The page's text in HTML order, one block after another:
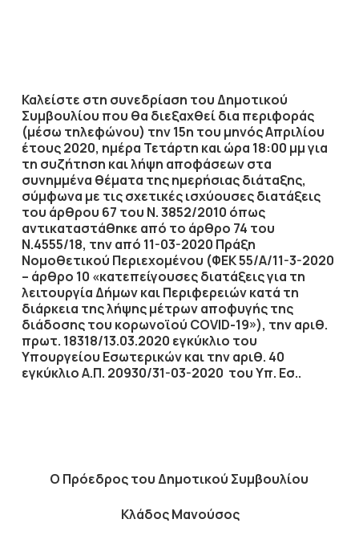
Καλείστε στη συνεδρίαση του Δημοτικού
Συμβουλίου που θα διεξαχθείδια περιφοράς
(μέσω τηλεφώνου) την15η του μηνόςΑπριλίου
έτους2020, ημέρα Τετάρτη και ώρα 18:00 μμγια
τη συζήτηση και λήψη αποφάσεων στα
συνημμένα θέματα της ημερήσιας διάταξης,
σύμφωνα με τις σχετικές ισχύουσες διατάξεις
του άρθρου 67 του Ν. 3852/2010 όπως
αντικαταστάθηκε από το άρθρο 74 του
Ν.4555/18, την από 11-03-2020 Πράξη
Νομοθετικού Περιεχομένου (ΦΕΚ 55/Α/11-3-2020
– άρθρο 10 «κατεπείγουσες διατάξεις για τη
λειτουργία Δήμων και Περιφερειών κατά τη
διάρκεια της λήψης μέτρων αποφυγής της
διάδοσης του κορωνοϊού COVID-19»), την αριθ.
πρωτ. 18318/13.03.2020 εγκύκλιο του
Υπουργείου Εσωτερικών και την αριθ. 40
εγκύκλιο Α.Π. 20930/31-03-2020 του Υπ. Εσ..
Ο Πρόεδρος του Δημοτικού Συμβουλίου
Κλάδος Μανούσος